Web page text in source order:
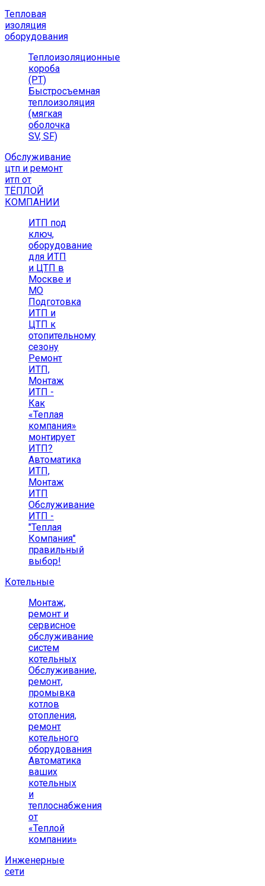
Тепловая
изоляция
оборудования
Теплоизоляционные
короба
(РТ)
Быстросъемная
теплоизоляция
(мягкая
оболочка
SV, SF)
Обслуживание
цтп и ремонт
итп от
ТЁПЛОЙ
КОМПАНИИ
ИТП под
ключ,
оборудование
для ИТП
и ЦТП в
Москве и
МО
Подготовка
ИТП и
ЦТП к
отопительному
сезону
Ремонт
ИТП,
Монтаж
ИТП -
Как
«Теплая
компания»
монтирует
ИТП?
Автоматика
ИТП,
Монтаж
ИТП
Обслуживание
ИТП -
"Теплая
Компания"
правильный
выбор!
Котельные
Монтаж,
ремонт и
сервисное
обслуживание
систем
котельных
Обслуживание,
ремонт,
промывка
котлов
отопления,
ремонт
котельного
оборудования
Автоматика
ваших
котельных
и
теплоснабжения
от
«Теплой
компании»
Инженерные
сети